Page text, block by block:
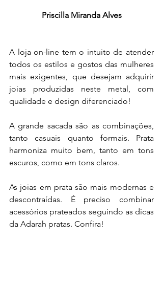
Priscilla Miranda Alves
A loja on-line tem o intuito de atender
todos os estilos e gostos das mulheres
mais exigentes, que desejam adquirir
joias produzidas neste metal, com
qualidade e design diferenciado!
A grande sacada são as combinações,
tanto casuais quanto formais. Prata
harmoniza muito bem, tanto em tons
escuros, como em tons claros.
As joias em prata são mais modernas e
descontraídas. É preciso combinar
acessórios prateados seguindo as dicas
da Adarah pratas. Confira!